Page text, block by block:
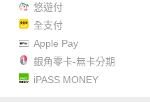
悠遊付
全支付
Apple Pay
銀角零卡-無卡分期
iPASS MONEY